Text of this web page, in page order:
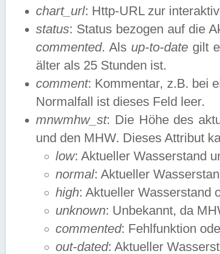
chart_url: Http-URL zur
status: Status bezogen auf die
commented. Als up-to-date gilt
älter als 25 Stunden ist.
comment: Kommentar, z.B. bei
Normalfall ist dieses Feld leer.
mnwmhw_st: Die Höhe des
und den MHW. Dieses Attribut
low: Aktueller Wasserstand
normal: Aktueller
high: Aktueller Wasserstand
unknown: Unbekannt, da
commented: Fehlfunktion
out-dated: Aktueller